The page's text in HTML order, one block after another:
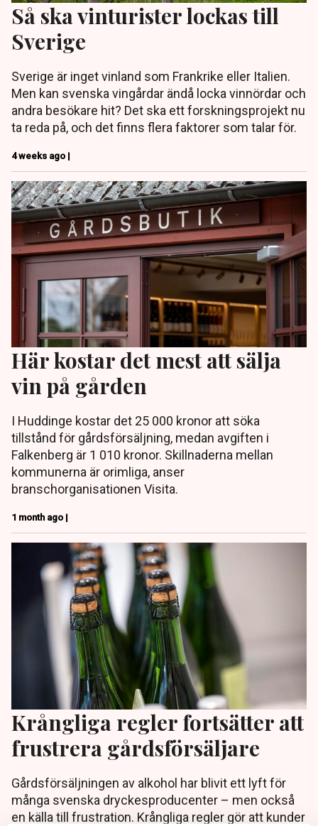
Så ska vinturister lockas till
Sverige
Sverige är inget vinland som Frankrike eller Italien.
Men kan svenska vingårdar ändå locka vinnördar och
andra besökare hit? Det ska ett forskningsprojekt nu
ta reda på, och det finns flera faktorer som talar för.
4 weeks ago |
Här kostar det mest att sälja
vin på gården
I Huddinge kostar det 25 000 kronor att söka
tillstånd för gårdsförsäljning, medan avgiften i
Falkenberg är 1 010 kronor. Skillnaderna mellan
kommunerna är orimliga, anser
branschorganisationen Visita.
1 month ago |
Krångliga regler fortsätter att
frustrera gårdsförsäljare
Gårdsförsäljningen av alkohol har blivit ett lyft för
många svenska dryckesproducenter – men också
en källa till frustration. Krångliga regler gör att kunder